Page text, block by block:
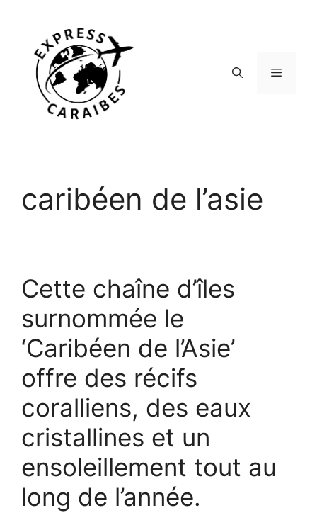
contenu
Menu
caribéen de l’asie
Cette chaîne d’îles
surnommée le
‘Caribéen de l’Asie’
offre des récifs
coralliens, des eaux
cristallines et un
ensoleillement tout au
long de l’année.